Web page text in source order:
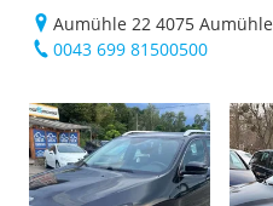
Aumühle 22 4075 Aumühle
0043 699 81500500